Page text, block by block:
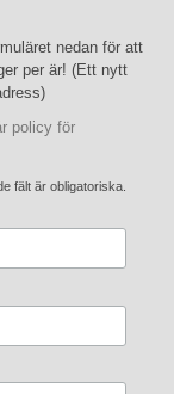
nedan för att
per är! (Ett nytt
policy för
fält är obligatoriska.